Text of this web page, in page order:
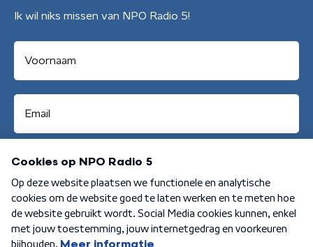
Ik wil niks missen van NPO Radio 5!
Aanmelden
Algemene voorwaarden